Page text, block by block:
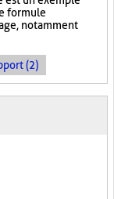
formule
notamment
(2)